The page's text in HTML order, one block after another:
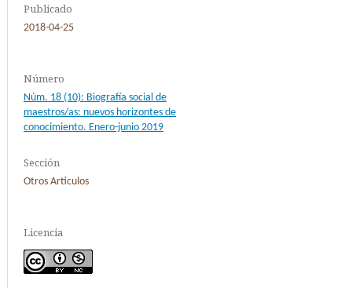
Publicado
2018-04-25
Número
Núm. 18 (10): Biografía social de
maestros/as: nuevos horizontes de
conocimiento. Enero-junio 2019
Sección
Otros Articulos
Licencia